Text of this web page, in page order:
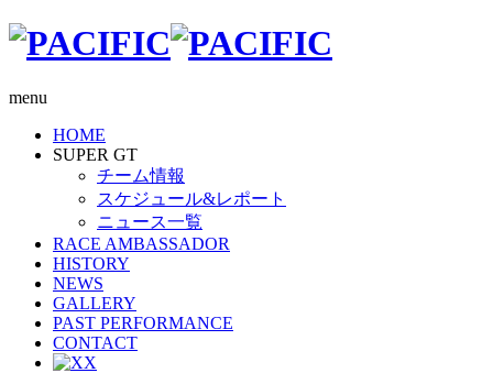
menu
HOME
SUPER GT
チーム情報
スケジュール&レポート
ニュース一覧
RACE AMBASSADOR
HISTORY
NEWS
GALLERY
PAST PERFORMANCE
CONTACT
X